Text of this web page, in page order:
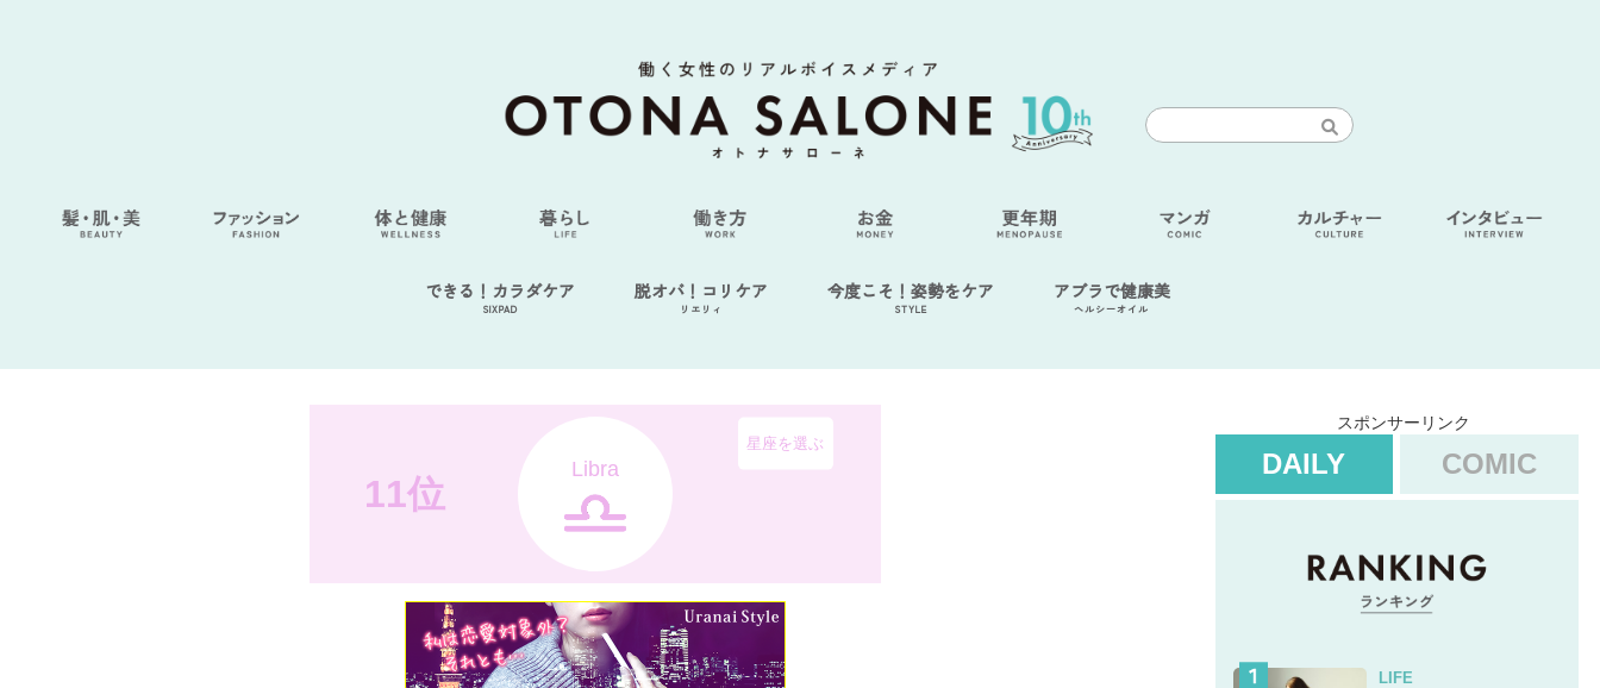
できる！カラダケア
SIXPAD
脱オバ！コリケア
リエリィ
今度こそ！姿勢をケア
STYLE
アブラで健康美
ヘルシーオイル
11位
Libra
星座を選ぶ
スポンサーリンク
DAILY COMIC
LIFE